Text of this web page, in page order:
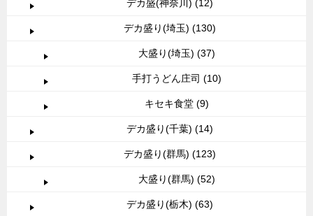
デカ盛(神奈川) (12)
デカ盛り(埼玉) (130)
大盛り(埼玉) (37)
手打うどん庄司 (10)
キセキ食堂 (9)
デカ盛り(千葉) (14)
デカ盛り(群馬) (123)
大盛り(群馬) (52)
デカ盛り(栃木) (63)